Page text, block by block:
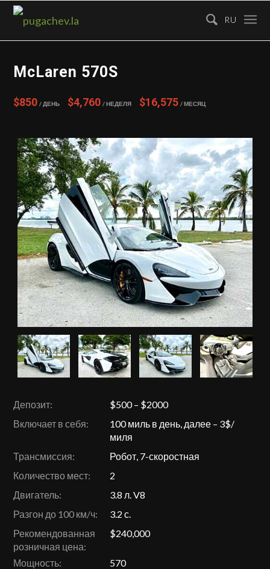
McLaren 570S
$850 / День $4,760 / Неделя $16,575 / Месяц
Депозит:
$500 – $2000
Включает в себя:
100 миль в день, далее – 3$/
миля
Трансмиссия:
Робот, 7-скоростная
Количество мест:
2
Двигатель:
3.8 л. V8
Разгон до 100 км/ч:
3.2 с.
Рекомендованная
розничная цена:
$240,000
Мощность: 570
RU